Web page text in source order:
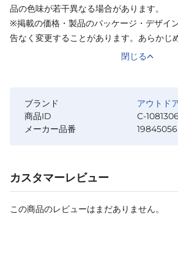
品の色味が若干異なる場合があります。
※掲載の価格・製品のパッケージ・デザイ
告なく変更することがあります。あらかじ
閉じる
ブランド
アウトド
商品ID
C-
メーカー品番
カスタマーレビュー
この商品のレビューはまだありません。